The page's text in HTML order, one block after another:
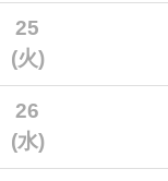
25
(火)
26
(水)